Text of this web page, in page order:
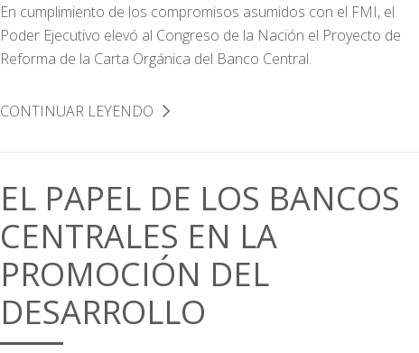
En cumplimiento de los compromisos asumidos con el FMI, el
Poder Ejecutivo elevó al Congreso de la Nación el Proyecto de
Reforma de la Carta Orgánica del Banco Central.
CONTINUAR LEYENDO
EL PAPEL DE LOS BANCOS
CENTRALES EN LA
PROMOCIÓN DEL
DESARROLLO